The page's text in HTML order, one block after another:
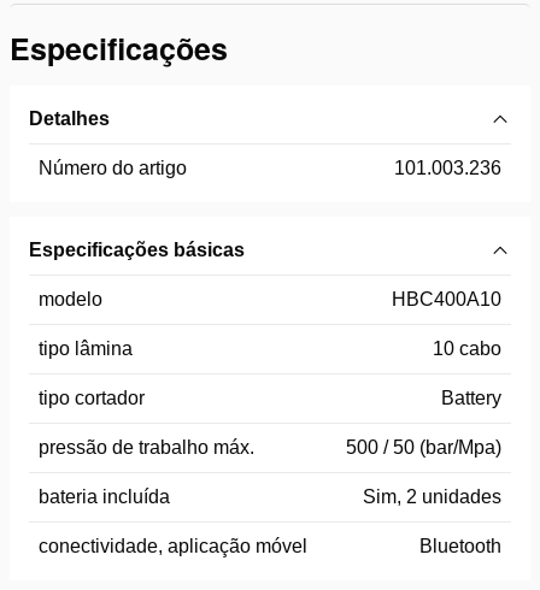
Especificações
Detalhes
Número do artigo 101.003.236
Especificações básicas
modelo HBC400A10
tipo lâmina 10 cabo
tipo cortador Battery
pressão de trabalho máx. 500 / 50 (bar/Mpa)
bateria incluída Sim, 2 unidades
conectividade, aplicação móvel Bluetooth